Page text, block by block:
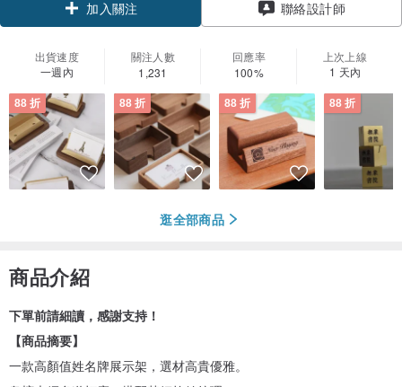
加入關注
聯絡設計師
出貨速度
一週內
關注人數
1,231
回應率
100%
上次上線
1 天內
88 折 88 折 88 折 88 折
逛全部商品
商品介紹
下單前請細讀，感謝支持！
【商品摘要】
一款高顏值姓名牌展示架，選材高貴優雅。